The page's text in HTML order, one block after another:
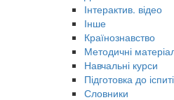
Інтерактив. відео
Інше
Країнознавство
Методичні
Навчальні курси
Підготовка до
Словники